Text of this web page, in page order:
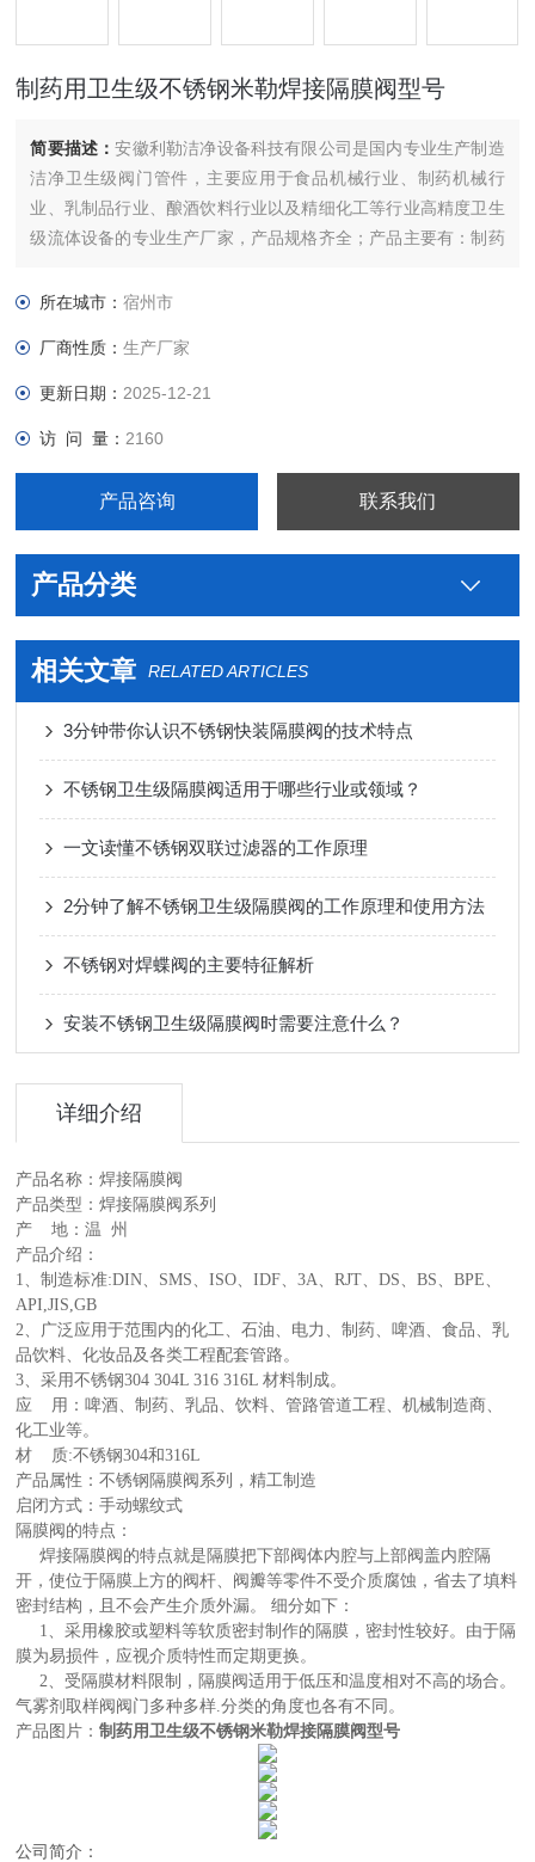
制药用卫生级不锈钢米勒焊接隔膜阀型号
简要描述：安徽利勒洁净设备科技有限公司是国内专业生产制造
洁净卫生级阀门管件，主要应用于食品机械行业、制药机械行
业、乳制品行业、酿酒饮料行业以及精细化工等行业高精度卫生
级流体设备的专业生产厂家，产品规格齐全；产品主要有：制药
空法兰，真空管件，真空弯头，真空三通，真空大小头，ISO法
所在城市：宿州市
厂商性质：生产厂家
更新日期： 2025-12-21
访 问 量： 2160
产品咨询 联系我们
产品分类
相关文章 RELATED ARTICLES
3分钟带你认识不锈钢快装隔膜阀的技术特点
不锈钢卫生级隔膜阀适用于哪些行业或领域？
一文读懂不锈钢双联过滤器的工作原理
2分钟了解不锈钢卫生级隔膜阀的工作原理和使用方法
不锈钢对焊蝶阀的主要特征解析
安装不锈钢卫生级隔膜阀时需要注意什么？
详细介绍
产品名称：焊接隔膜阀
产品类型：焊接隔膜阀系列
产 地：温 州
产品介绍：
1、制造标准:DIN、SMS、ISO、IDF、3A、RJT、DS、BS、BPE、
API,JIS,GB
2、广泛应用于范围内的化工、石油、电力、制药、啤酒、食品、乳
品饮料、化妆品及各类工程配套管路。
3、采用不锈钢304 304L 316 316L 材料制成。
应 用：啤酒、制药、乳品、饮料、管路管道工程、机械制造商、
化工业等。
材 质:不锈钢304和316L
产品属性：不锈钢隔膜阀系列，精工制造
启闭方式：手动螺纹式
隔膜阀的特点：
焊接隔膜阀的特点就是隔膜把下部阀体内腔与上部阀盖内腔隔
开，使位于隔膜上方的阀杆、阀瓣等零件不受介质腐蚀，省去了填料
密封结构，且不会产生介质外漏。 细分如下：
1、采用橡胶或塑料等软质密封制作的隔膜，密封性较好。由于隔
膜为易损件，应视介质特性而定期更换。
2、受隔膜材料限制，隔膜阀适用于低压和温度相对不高的场合。
气雾剂取样阀阀门多种多样.分类的角度也各有不同。
产品图片：制药用卫生级不锈钢米勒焊接隔膜阀型号
公司简介：